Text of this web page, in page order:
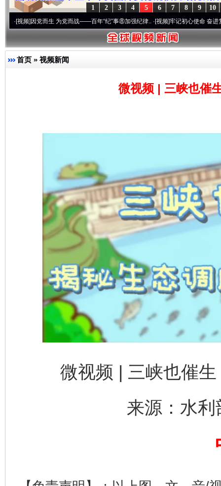
10
9
8
7
6
5
4
3
2
1
党而生 为党而战——百年“纪”事⑧加强纪律..·[视频]牢记初心使命 奋进复兴征程丨“
首页 » 视频新闻
微视频 | 三峡也催
微视频 | 三峡也催生
来源：水
完善运行机制助力责任有效落实 一纸欠
东山县通报“牛蛙产品抗生素超标问题” 法
千年窑火 生生不息